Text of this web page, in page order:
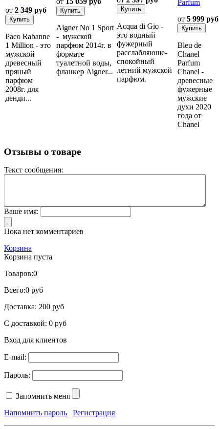
от 2 349 руб
Paco Rabanne
1 Million - это
мужской
древесный
пряный
парфюм
2008г. для
денди...
Aigner No 1 Sport
- мужской
парфюм 2014г. в
формате
туалетной воды,
фланкер Aigner...
Acqua di Gio -
это водный
фужерный
расслабляюще-
спокойный
летний мужской
парфюм.
Parfum
от 5 999 руб
Bleu de
Chanel
Parfum
Chanel -
древесные
фужерные
мужские
духи 2020
года от
Chanel
Отзывы о товаре
Текст сообщения:
Ваше имя:
Пока нет комментариев
Корзина
Корзина пуста
Товаров:0
Всего:0 руб
Доставка: 200 руб
С доставкой: 0 руб
Вход для клиентов
E-mail:
Пароль:
Запомнить меня
Напомнить пароль
Регистрация